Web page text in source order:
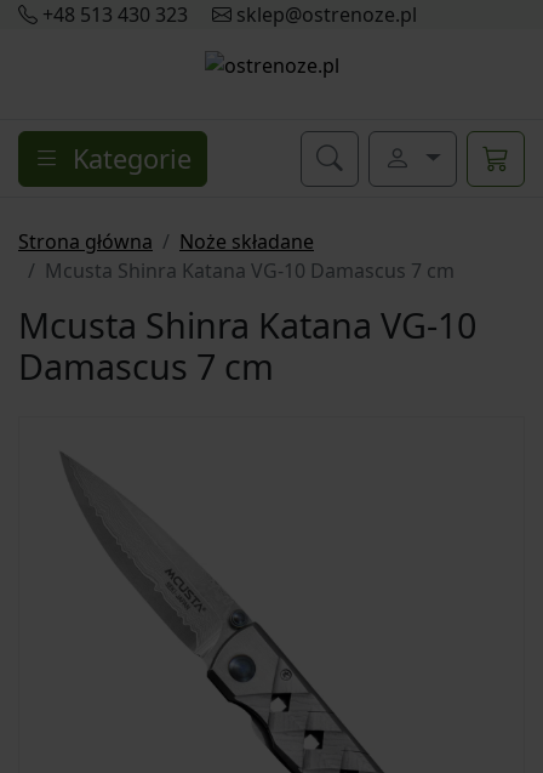
+48 513 430 323 sklep@ostrenoze.pl
Kategorie
Strona główna
Noże składane
Mcusta Shinra Katana VG-10 Damascus 7 cm
Mcusta Shinra Katana VG-10
Damascus 7 cm